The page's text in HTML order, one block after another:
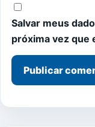
Salvar meus
próxima vez que